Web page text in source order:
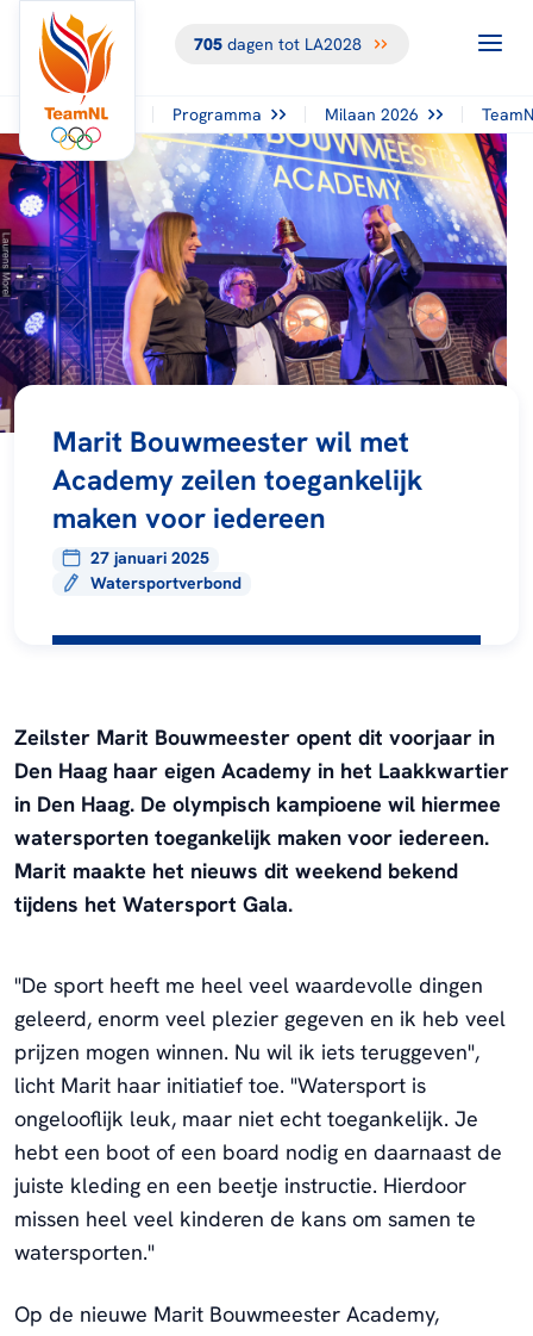
705dagen tot LA2028
Programma Milaan 2026
Marit Bouwmeester wil met
Academy zeilen toegankelijk
maken voor iedereen
27 januari 2025
Watersportverbond
Zeilster Marit Bouwmeester opent dit voorjaar in
Den Haag haar eigen Academy in het Laakkwartier
in Den Haag. De olympisch kampioene wil hiermee
watersporten toegankelijk maken voor iedereen.
Marit maakte het nieuws dit weekend bekend
tijdens het Watersport Gala.
"De sport heeft me heel veel waardevolle dingen
geleerd, enorm veel plezier gegeven en ik heb veel
prijzen mogen winnen. Nu wil ik iets teruggeven",
licht Marit haar initiatief toe. "Watersport is
ongelooflijk leuk, maar niet echt toegankelijk. Je
hebt een boot of een board nodig en daarnaast de
juiste kleding en een beetje instructie. Hierdoor
missen heel veel kinderen de kans om samen te
watersporten."
Op de nieuwe Marit Bouwmeester Academy,